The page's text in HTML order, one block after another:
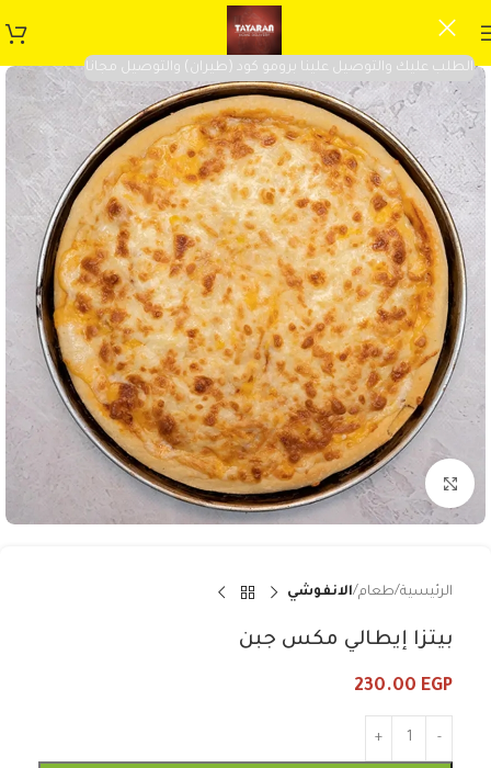
الطلب عليك والتوصيل علينا برومو كود (طيران) والتوصيل مجانا
Click to enlarge
الرئيسية طعام الانفوشي
بيتزا إيطالي مكس جبن
230.00 EGP